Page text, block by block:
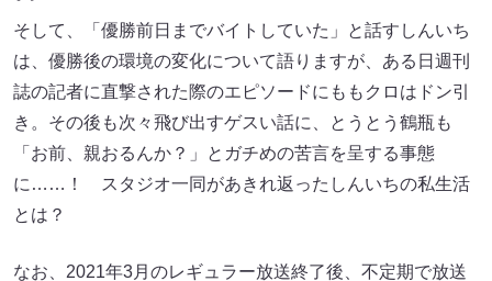
そして、「優勝前日までバイトしていた」と話すしんいち
は、優勝後の環境の変化について語りますが、ある日週刊
誌の記者に直撃された際のエピソードにももクロはドン引
き。その後も次々飛び出すゲスい話に、とうとう鶴瓶も
「お前、親おるんか？」とガチめの苦言を呈する事態
に……！ スタジオ一同があきれ返ったしんいちの私生活
とは？
なお、2021年3月のレギュラー放送終了後、不定期で放送